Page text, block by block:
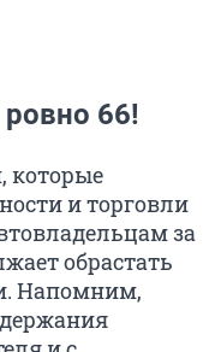
66!
которые
и торговли
за
обрастать
Напомним,